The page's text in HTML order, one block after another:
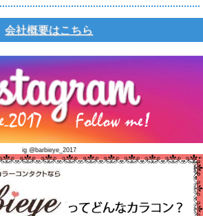
会社概要はこちら
ig @barbieye_2017